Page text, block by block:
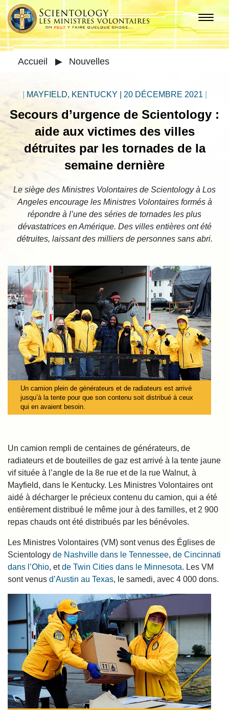
Accueil ▶ Nouvelles
MAYFIELD, KENTUCKY 20 DÉCEMBRE 2021
Secours d’urgence de Scientology :
aide aux victimes des villes
détruites par les tornades de la
semaine dernière
Le siège des Ministres Volontaires de Scientology à Los
Angeles encourage les Ministres Volontaires formés à
répondre à l’une des séries de tornades les plus
dévastatrices en Amérique. Des villes entières ont été
détruites, laissant des milliers de personnes sans abri.
Un camion plein de générateurs et de radiateurs est arrivé
jusqu’à la tente pour que son contenu soit distribué à ceux
qui en avaient besoin.
Un camion rempli de centaines de générateurs, de
radiateurs et de bouteilles de gaz est arrivé à la tente jaune
vif située à l’angle de la 8e rue et de la rue Walnut, à
Mayfield, dans le Kentucky. Les Ministres Volontaires ont
aidé à décharger le précieux contenu du camion, qui a été
entièrement distribué le même jour à des familles, et 2 900
repas chauds ont été distribués par les bénévoles.
Les Ministres Volontaires (VM) sont venus des Églises de
Scientology de Nashville dans le Tennessee, de Cincinnati
dans l’Ohio, etde Twin Cities dans le Minnesota. Les VM
sont venus d’Austin au Texas, le samedi, avec 4 000 dons.